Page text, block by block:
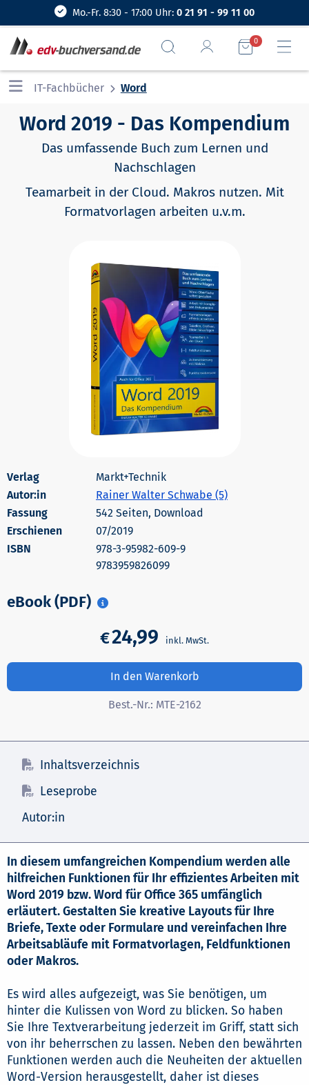
Mo.-Fr. 8:30 - 17:00 Uhr: 0 21 91 - 99 11 00
0
IT-Fachbücher Word
Word 2019 - Das Kompendium
Das umfassende Buch zum Lernen und
Nachschlagen
Teamarbeit in der Cloud. Makros nutzen. Mit
Formatvorlagen arbeiten u.v.m.
Markt+Technik
Autor:in
Rainer Walter Schwabe (5)
542 Seiten, Download
Erschienen
07/2019
978-3-95982-609-9
9783959826099
eBook (PDF)
€24,99
In den Warenkorb
Best.-Nr.: MTE-2162
Inhaltsverzeichnis
Leseprobe
Autor:in
In diesem umfangreichen Kompendium werden alle
hilfreichen Funktionen für Ihr effizientes Arbeiten mit
Word 2019 bzw. Word für Office 365 umfänglich
erläutert. Gestalten Sie kreative Layouts für Ihre
Briefe, Texte oder Formulare und vereinfachen Ihre
Arbeitsabläufe mit Formatvorlagen, Feldfunktionen
oder Makros.
Es wird alles aufgezeigt, was Sie benötigen, um
hinter die Kulissen von Word zu blicken. So haben
Sie Ihre Textverarbeitung jederzeit im Griff, statt sich
von ihr beherrschen zu lassen. Neben den bewährten
Funktionen werden auch die Neuheiten der aktuellen
Word-Version herausgestellt, daher ist dieses